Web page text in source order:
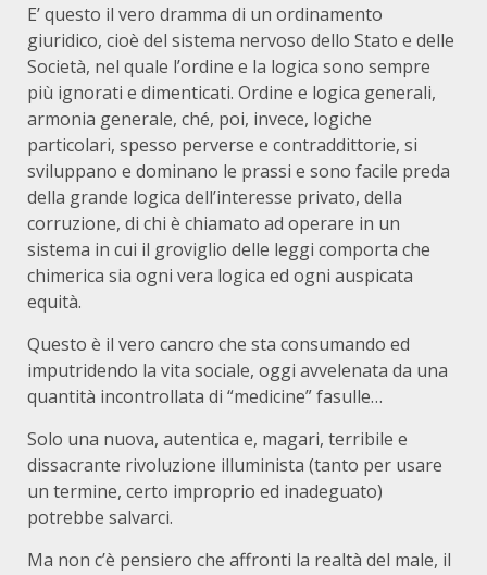
E’ questo il vero dramma di un ordinamento
giuridico, cioè del sistema nervoso dello Stato e delle
Società, nel quale l’ordine e la logica sono sempre
più ignorati e dimenticati. Ordine e logica generali,
armonia generale, ché, poi, invece, logiche
particolari, spesso perverse e contraddittorie, si
sviluppano e dominano le prassi e sono facile preda
della grande logica dell’interesse privato, della
corruzione, di chi è chiamato ad operare in un
sistema in cui il groviglio delle leggi comporta che
chimerica sia ogni vera logica ed ogni auspicata
equità.
Questo è il vero cancro che sta consumando ed
imputridendo la vita sociale, oggi avvelenata da una
quantità incontrollata di “medicine” fasulle…
Solo una nuova, autentica e, magari, terribile e
dissacrante rivoluzione illuminista (tanto per usare
un termine, certo improprio ed inadeguato)
potrebbe salvarci.
Ma non c’è pensiero che affronti la realtà del male, il